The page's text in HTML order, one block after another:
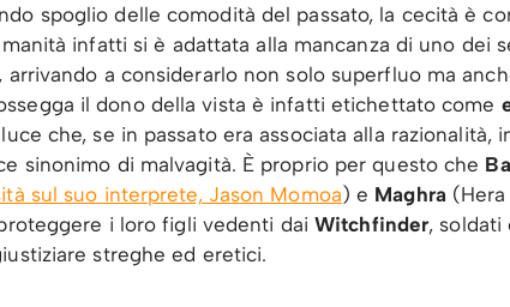
spoglio delle comodità del passato, la cecità è
infatti si è adattata alla mancanza di uno dei
a considerarlo non solo superfluo ma
il dono della vista è infatti etichettato come
che, se in passato era associata alla razionalità,
sinonimo di malvagità. È proprio per questo che
sul suo interprete, Jason Momoa) e Maghra
i loro figli vedenti daiWitchfinder, soldati
streghe ed eretici.